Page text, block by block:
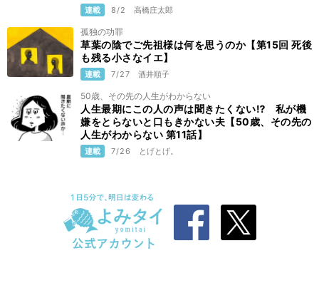
連載 8/2 高橋庄太郎
孤独の功罪
草葉の陰でご先祖様は何を思うのか【第15回 死後
も残る小さなイエ】
連載 7/27 酒井順子
50歳、その先の人生がわからない
人生最期にこの人の声は聞きたくない⁉ 私が機
嫌をとらないと口もきかない夫【50歳、その先の
人生がわからない 第11話】
連載 7/26 とげとげ。